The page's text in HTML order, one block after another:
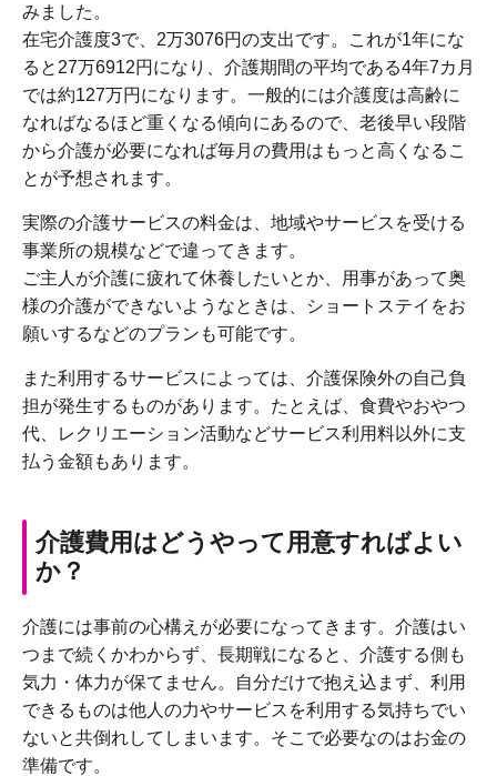
みました。
在宅介護度3で、2万3076円の支出です。これが1年にな
ると27万6912円になり、介護期間の平均である4年7カ月
では約127万円になります。一般的には介護度は高齢に
なればなるほど重くなる傾向にあるので、老後早い段階
から介護が必要になれば毎月の費用はもっと高くなるこ
とが予想されます。
実際の介護サービスの料金は、地域やサービスを受ける
事業所の規模などで違ってきます。
ご主人が介護に疲れて休養したいとか、用事があって奥
様の介護ができないようなときは、ショートステイをお
願いするなどのプランも可能です。
また利用するサービスによっては、介護保険外の自己負
担が発生するものがあります。たとえば、食費やおやつ
代、レクリエーション活動などサービス利用料以外に支
払う金額もあります。
介護費用はどうやって用意すればよい
か？
介護には事前の心構えが必要になってきます。介護はい
つまで続くかわからず、長期戦になると、介護する側も
気力・体力が保てません。自分だけで抱え込まず、利用
できるものは他人の力やサービスを利用する気持ちでい
ないと共倒れしてしまいます。そこで必要なのはお金の
準備です。